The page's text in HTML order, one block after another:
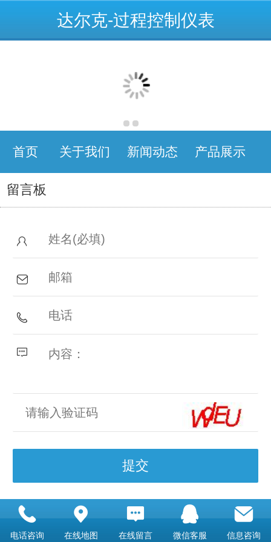
达尔克-过程控制仪表
首页 关于我们 新闻动态 产品展示
留言板
用户留言
电话咨询 在线地图 在线留言 微信客服 信息咨询